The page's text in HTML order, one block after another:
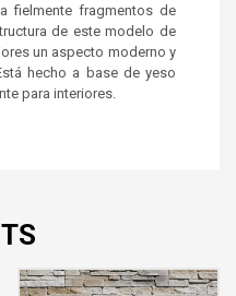
fielmente fragmentos de
de este modelo de
un aspecto moderno y
hecho a base de yeso
para interiores.